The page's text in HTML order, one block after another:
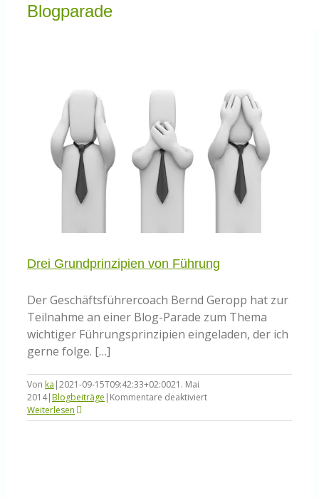
Knowledge Centered Service
Community
Shop
Blogparade
Drei Grundprinzipien von Führung
Der Geschäftsführercoach Bernd Geropp hat zur
Teilnahme an einer Blog-Parade zum Thema
wichtiger Führungsprinzipien eingeladen, der ich
gerne folge. […]
Von ka |2021-09-15T09:42:33+02:0021. Mai
2014|Blogbeiträge | Kommentare deaktiviertfür
Grundprinzipien
Weiterlesen